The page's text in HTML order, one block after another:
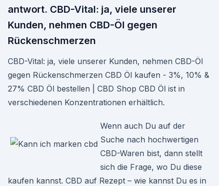
antwort. CBD-Vital: ja, viele unserer
Kunden, nehmen CBD-Öl gegen
Rückenschmerzen
CBD-Vital: ja, viele unserer Kunden, nehmen CBD-Öl
gegen Rückenschmerzen CBD Öl kaufen - 3%, 10% &
27% CBD Öl bestellen | CBD Shop CBD Öl ist in
verschiedenen Konzentrationen erhältlich.
Wenn auch Du auf der
Suche nach hochwertigen
CBD-Waren bist, dann stellt
sich die Frage, wo Du diese
kaufen kannst. CBD auf Rezept – wie kannst Du es in